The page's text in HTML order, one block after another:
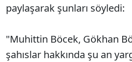
paylaşarak şunları söyledi:
"Muhittin Böcek, Gökhan
şahıslar hakkında şu an